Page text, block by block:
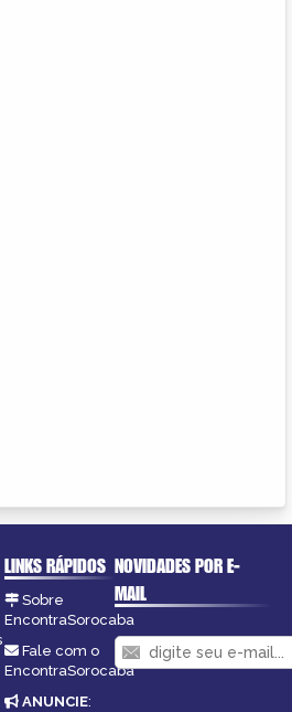
LINKS RÁPIDOS
Sobre
EncontraSorocaba
Fale com o
EncontraSorocaba
ANUNCIE:
NOVIDADES POR E-
MAIL